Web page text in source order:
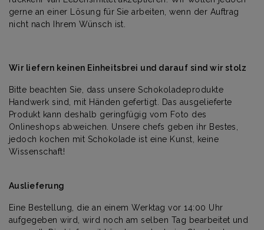
gerne an einer Lösung für Sie arbeiten , wenn der Auftrag
nicht nach Ihrem Wünsch ist.
Wir liefern keinen Einheitsbrei und darauf sind wir stolz
Bitte beachten Sie, dass unsere Schokoladeprodukte
Handwerk sind, mit Händen gefertigt. Das ausgelieferte
Produkt kann deshalb geringfügig vom Foto des
Onlineshops abweichen. Unsere chefs geben ihr Bestes,
jedoch kochen mit Schokolade ist eine Kunst, keine
Wissenschaft!
Auslieferung
Eine Bestellung, die an einem Werktag vor 14:00 Uhr
aufgegeben wird, wird noch am selben Tag bearbeitet und